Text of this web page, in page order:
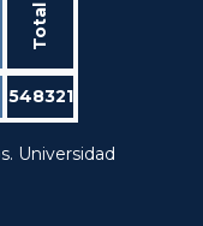
Total
548321
Universidad